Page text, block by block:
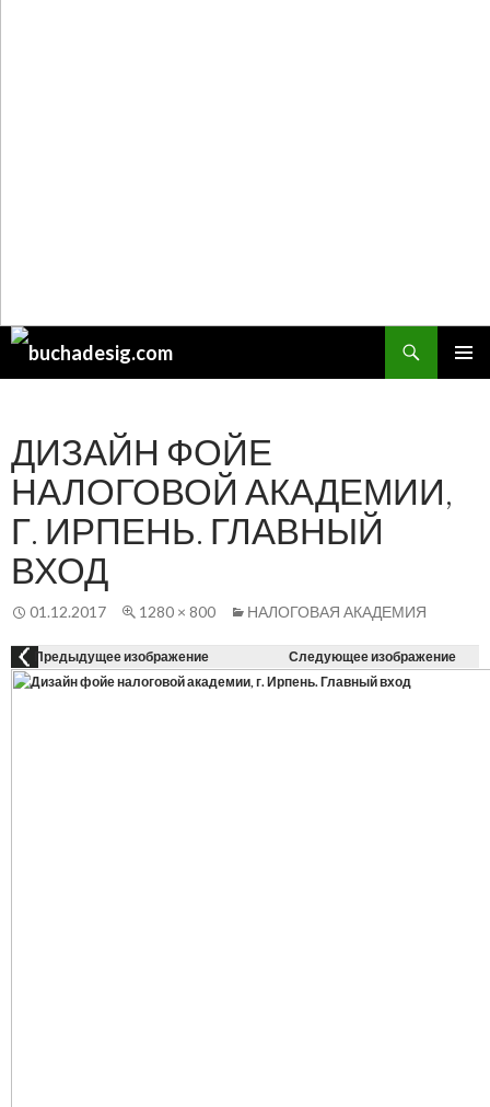
Поиск
ДИЗАЙН ФОЙЕ
НАЛОГОВОЙ АКАДЕМИИ,
Г. ИРПЕНЬ. ГЛАВНЫЙ
ВХОД
01.12.2017 1280 × 800 НАЛОГОВАЯ АКАДЕМИЯ
Предыдущее изображение Следующее изображение